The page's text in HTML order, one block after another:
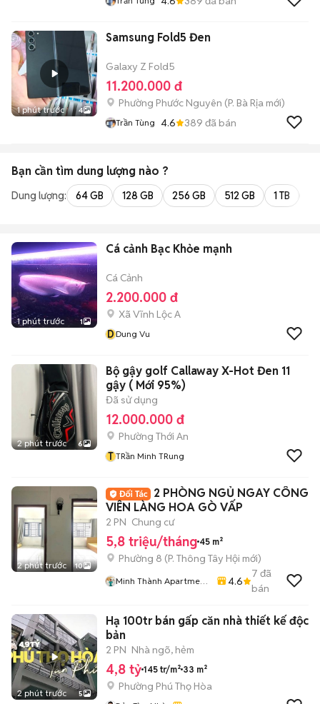
1 phút trước 4
Samsung Fold5 Đen
Galaxy Z Fold5
11.200.000 đ
Phường Phước Nguyên (P. Bà Rịa mới)
Trần Tùng 4.6 389 đã bán
Bạn cần tìm dung lượng nào ?
Dung lượng: 64 GB 128 GB 256 GB 512 GB 1 TB
1 phút trước 1
Cá cảnh Bạc Khỏe mạnh
Cá Cảnh
2.200.000 đ
Xã Vĩnh Lộc A
DDung Vu
2 phút trước 6
Bộ gậy golf Callaway X-Hot Đen 11
gậy ( Mới 95%)
Đã sử dụng
12.000.000 đ
Phường Thới An
T TRần Minh TRung
2 phút trước 10
2 PHÒNG NGỦ NGAY CÔNG
VIÊN LÀNG HOA GÒ VẤP
2 PN Chung cư
5,8 triệu/tháng 45 m²
Phường 8 (P. Thông Tây Hội mới)
Minh Thành Apartment
4.6
7 đã
bán
2 phút trước 5
Hạ 100tr bán gấp căn nhà thiết kế độc
bản
2 PN Nhà ngõ, hẻm
4,8 tỷ 145 tr/m² 33 m²
Phường Phú Thọ Hòa